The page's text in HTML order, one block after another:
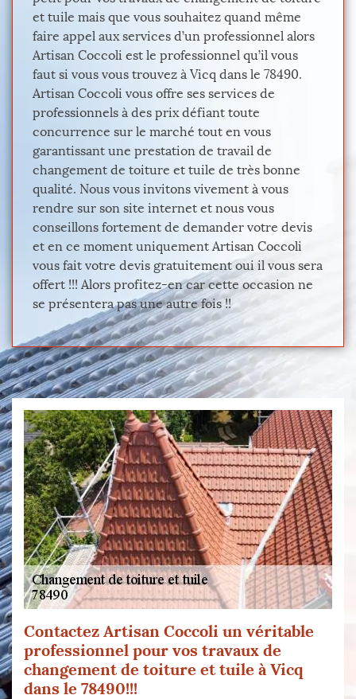
et tuile mais que vous souhaitez quand même
faire appel aux services d’un professionnel alors
Artisan Coccoli est le professionnel qu’il vous
faut si vous vous trouvez à Vicq dans le 78490.
Artisan Coccoli vous offre ses services de
professionnels à des prix défiant toute
concurrence sur le marché tout en vous
garantissant une prestation de travail de
changement de toiture et tuile de très bonne
qualité. Nous vous invitons vivement à vous
rendre sur son site internet et nous vous
conseillons fortement de demander votre devis
et en ce moment uniquement Artisan Coccoli
vous fait votre devis gratuitement oui il vous sera
offert !!! Alors profitez-en car cette occasion ne
se présentera pas une autre fois !!
Contactez Artisan Coccoli un véritable
professionnel pour vos travaux de
changement de toiture et tuile à Vicq
dans le 78490!!!